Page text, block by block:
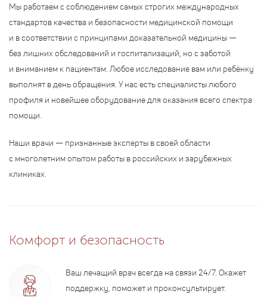
Мы работаем с соблюдением самых строгих международных
стандартов качества и безопасности медицинской помощи
и в соответствии с принципами доказательной медицины —
без лишних обследований и госпитализаций, но с заботой
и вниманием к пациентам. Любое исследование вам или ребёнку
выполнят в день обращения. У нас есть специалисты любого
профиля и новейшее оборудование для оказания всего спектра
помощи.
Наши врачи — признанные эксперты в своей области
с многолетним опытом работы в российских и зарубежных
клиниках.
Комфорт и безопасность
Ваш лечащий врач всегда на связи 24/7. Окажет
поддержку, поможет и проконсультирует.